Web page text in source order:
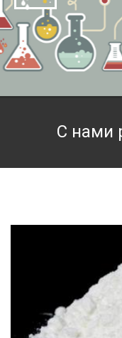
Пищевая химия
Стандарт-титры
КОНТАКТЫ
С нами